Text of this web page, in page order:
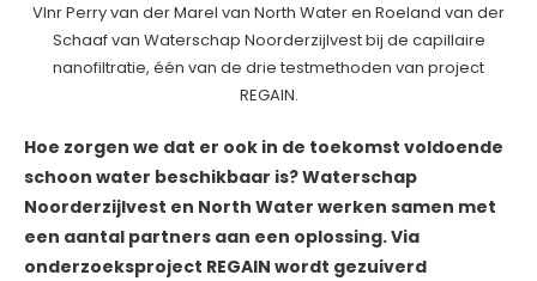
Vlnr Perry van der Marel van North Water en Roeland van der
Schaaf van Waterschap Noorderzijlvest bij de capillaire
nanofiltratie, één van de drie testmethoden van project
REGAIN.
Hoe zorgen we dat er ook in de toekomst voldoende
schoon water beschikbaar is? Waterschap
Noorderzijlvest en North Water werken samen met
een aantal partners aan een oplossing. Via
onderzoeksproject REGAIN wordt gezuiverd